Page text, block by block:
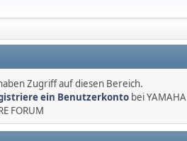
Zugriff auf diesen Bereich.
ein Benutzerkonto bei YAMAHA
FORUM